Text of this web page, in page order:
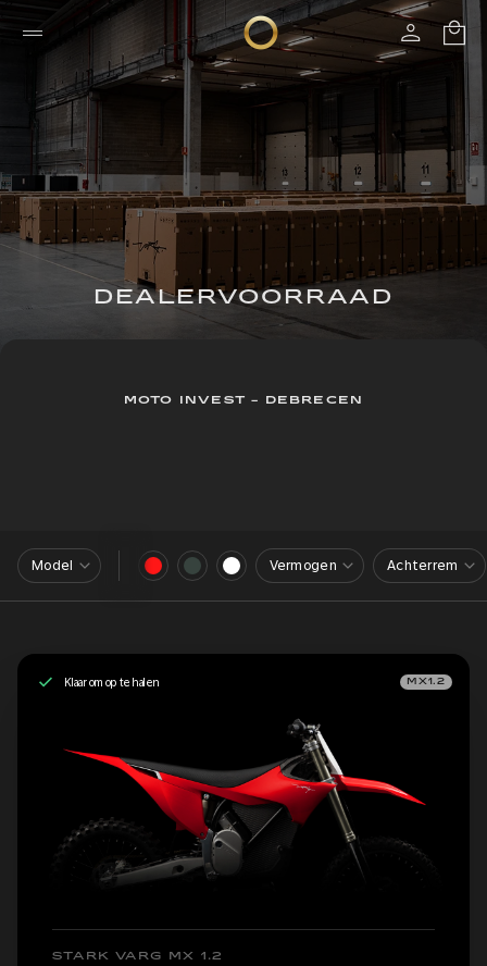
DEALERVOORRAAD
MOTO INVEST - DEBRECEN
Model Vermogen Achterrem
Klaar om op te halen MX1.2
STARK VARG MX 1.2